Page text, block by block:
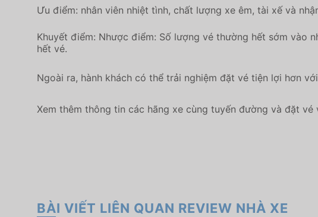
Ưu điểm: nhân viên nhiệt tình, chất lượng xe êm, tài xế và
Khuyết điểm: Nhược điểm: Số lượng vé thường hết sớm vào
hết vé.
Ngoài ra, hành khách có thể trải nghiệm đặt vé tiện lợi hơn
Xem thêm thông tin các hãng xe cùng tuyến đường và đặt vé
BÀI VIẾT LIÊN QUAN REVIEW NHÀ XE